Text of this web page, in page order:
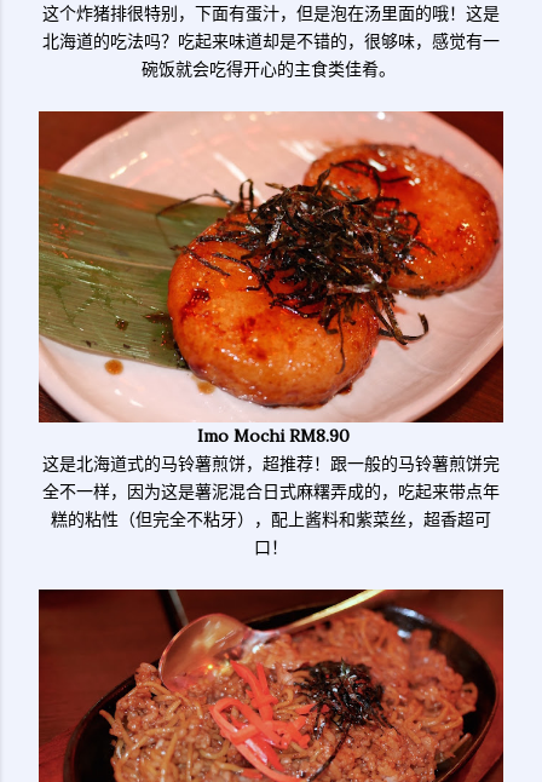
这个炸猪排很特别，下面有蛋汁，但是泡在汤里面的哦！这是
北海道的吃法吗？吃起来味道却是不错的，很够味，感觉有一
碗饭就会吃得开心的主食类佳肴。
Imo Mochi RM8.90
这是北海道式的马铃薯煎饼，超推荐！跟一般的马铃薯煎饼完
全不一样，因为这是薯泥混合日式麻糬弄成的，吃起来带点年
糕的粘性（但完全不粘牙），配上酱料和紫菜丝，超香超可
口！